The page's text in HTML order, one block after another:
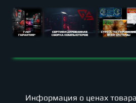
Информация о ценах